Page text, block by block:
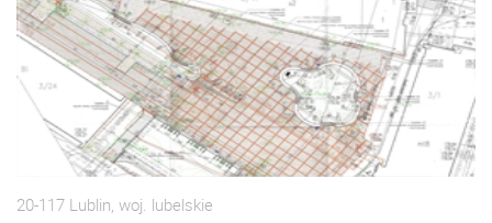
20-117 Lublin, woj. lubelskie